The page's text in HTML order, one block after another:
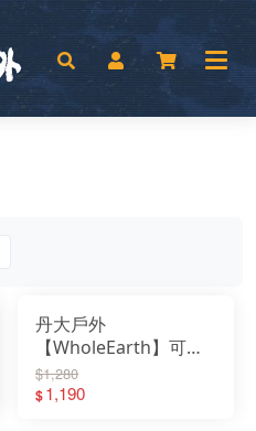
丹大戶外
【WholeEarth】可分
離萬用烤盤 黑色
WE2KDJ13｜烤盤｜烤
$1,280
$1,190